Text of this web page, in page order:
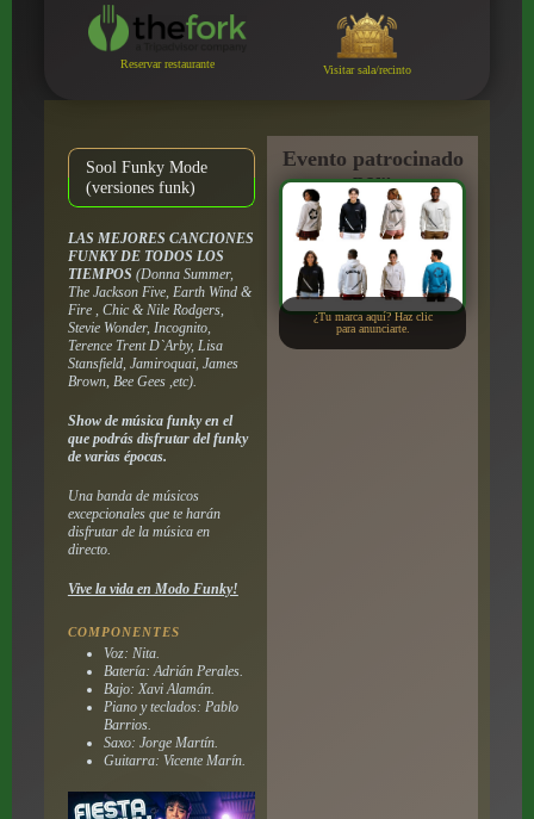
Reservar restaurante Visitar sala/recinto
Sool Funky Mode
(versiones funk)
LAS MEJORES CANCIONES
FUNKY DE TODOS LOS
TIEMPOS (Donna Summer,
The Jackson Five, Earth Wind &
Fire , Chic & Nile Rodgers,
Stevie Wonder, Incognito,
Terence Trent D`Arby, Lisa
Stansfield, Jamiroquai, James
Brown, Bee Gees ,etc).
Show de música funky en el
que podrás disfrutar del funky
de varias épocas.
Una banda de músicos
excepcionales que te harán
disfrutar de la música en
directo.
Vive la vida en Modo Funky!
COMPONENTES
Voz: Nita.
Batería: Adrián Perales.
Bajo: Xavi Alamán.
Piano y teclados: Pablo
Barrios.
Saxo: Jorge Martín.
Guitarra: Vicente Marín.
Evento patrocinado
por:
¿Tu marca aquí? Haz clic
para anunciarte.